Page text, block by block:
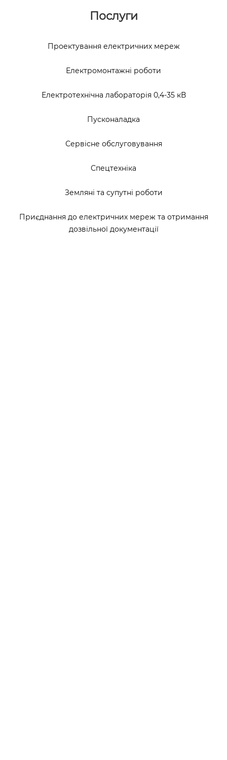
Послуги
Проектування електричних мереж
Електромонтажні роботи
Електротехнічна лабораторія 0,4-35 кВ
Пусконаладка
Сервісне обслуговування
Спецтехніка
Земляні та супутні роботи
Приєднання до електричних мереж та отримання
дозвільної документації